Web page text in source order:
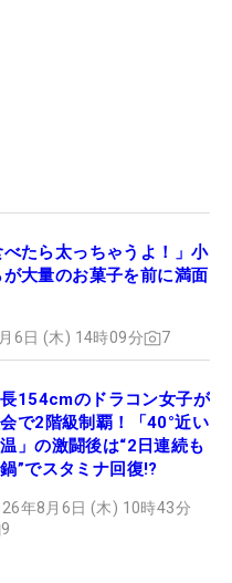
べたら太っちゃうよ！」小
大量のお菓子を前に満面
6日 (木) 14時09分 7
154cmのドラコン女子が
で2階級制覇！「40°近い
」の激闘後は“2日連続も
”でスタミナ回復!?
年8月6日 (木) 10時43分
9